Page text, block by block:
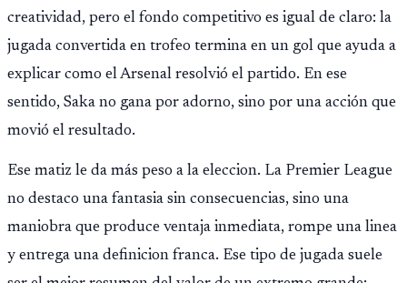
creatividad, pero el fondo competitivo es igual de claro: la
jugada convertida en trofeo termina en un gol que ayuda a
explicar como el Arsenal resolvió el partido. En ese
sentido, Saka no gana por adorno, sino por una acción que
movió el resultado.
Ese matiz le da más peso a la eleccion. La Premier League
no destaco una fantasia sin consecuencias, sino una
maniobra que produce ventaja inmediata, rompe una linea
y entrega una definicion franca. Ese tipo de jugada suele